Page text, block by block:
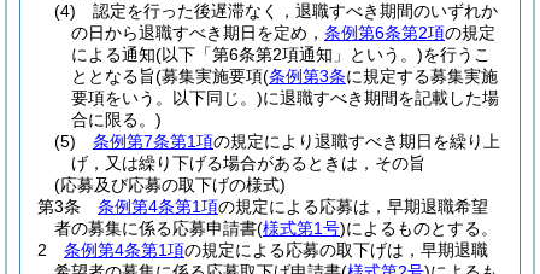
(4)
認定を行った後遅滞なく，退職すべき期間のいずれか
の日から退職すべき期日を定め， 条例第6条第2項の規定
による通知(以下「第6条第2項通知」という。)を行うこ
ととなる旨(募集実施要項(条例第3条に規定する募集実施
要項をいう。以下同じ。)に退職すべき期間を記載した場
合に限る。)
(5)
条例第7条第1項の規定により退職すべき期日を繰り上
げ，又は繰り下げる場合があるときは，その旨
(応募及び応募の取下げの様式)
第3条
条例第4条第1項の規定による応募は，早期退職希望
者の募集に係る応募申請書(様式第1号)によるものとする。
2
条例第4条第1項の規定による応募の取下げは，早期退職